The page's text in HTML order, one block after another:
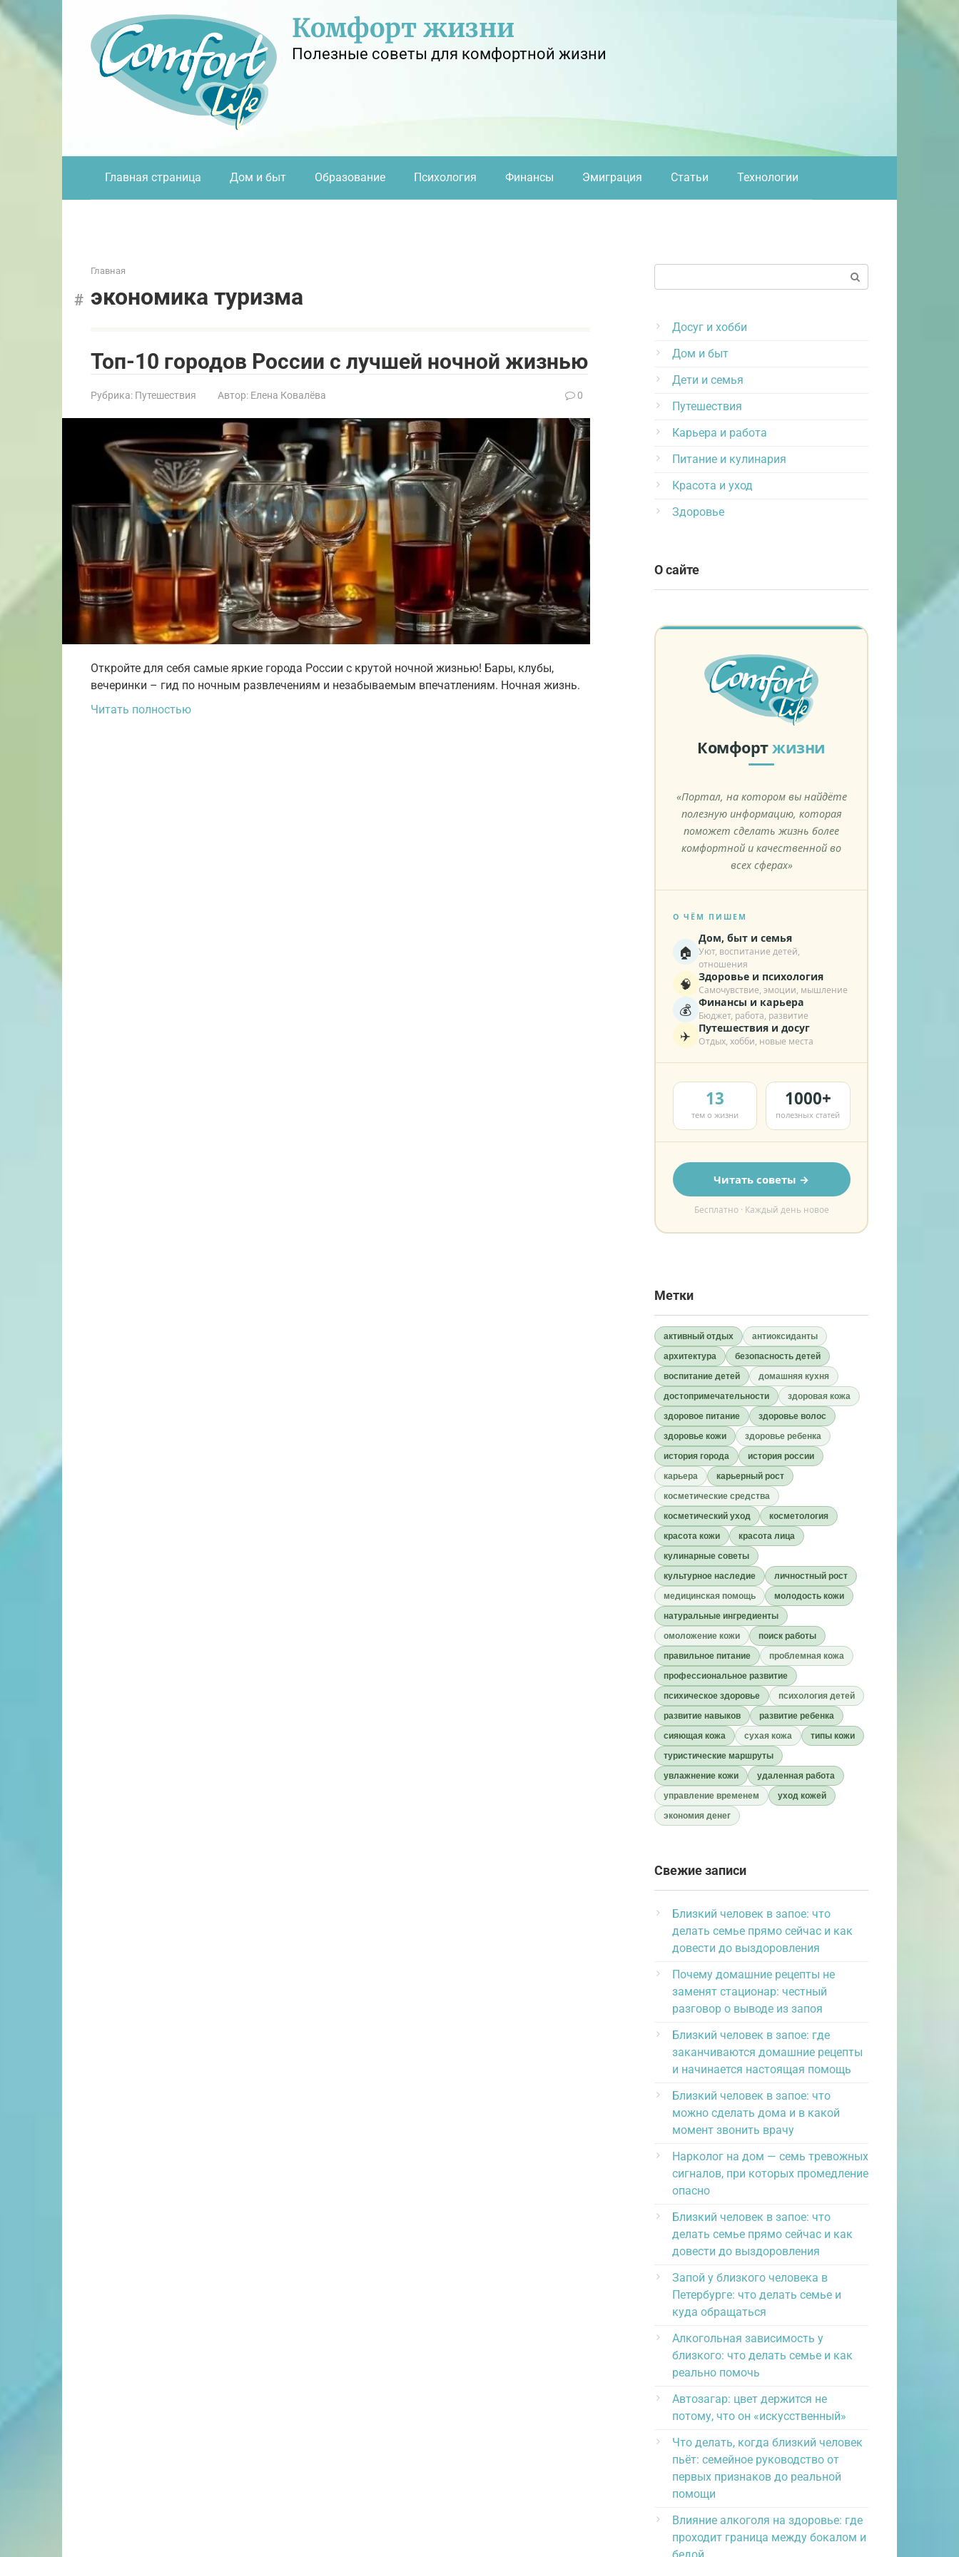
Перейти
контенту
Комфорт жизни
Полезные советы для комфортной жизни
Главная страница Дом и быт Образование Психология Финансы Эмиграция Статьи Технологии
Главная
экономика туризма
Топ-10 городов России с лучшей ночной жизнью
Рубрика: Путешествия Автор: Елена Ковалёва 0
Откройте для себя самые яркие города России с крутой ночной жизнью! Бары, клубы,
вечеринки – гид по ночным развлечениям и незабываемым впечатлениям. Ночная жизнь.
Читать полностью
Досуг и хобби
Дом и быт
Дети и семья
Путешествия
Карьера и работа
Питание и кулинария
Красота и уход
Здоровье
О сайте
Комфортжизни
«Портал, на котором вы найдёте
полезную информацию, которая
поможет сделать жизнь более
комфортной и качественной во
всех сферах»
О ЧЁМ ПИШЕМ
🏠
Дом, быт и семья
Уют, воспитание детей,
отношения
🧠 Здоровье и психология
Самочувствие, эмоции, мышление
💰 Финансы и карьера
Бюджет, работа, развитие
✈️ Путешествия и досуг
Отдых, хобби, новые места
13
тем о жизни
1000+
полезных статей
Читать советы →
Бесплатно · Каждый день новое
Метки
активный отдых
антиоксиданты
архитектура
безопасность детей
воспитание детей
домашняя кухня
достопримечательности
здоровая кожа
здоровое питание
здоровье волос
здоровье кожи
здоровье ребенка
история города
история россии
карьера
карьерный рост
косметические средства
косметический уход
косметология
красота кожи
красота лица
кулинарные советы
культурное наследие
личностный рост
медицинская помощь
молодость кожи
натуральные ингредиенты
омоложение кожи
поиск работы
правильное питание
проблемная кожа
профессиональное развитие
психическое здоровье
психология детей
развитие навыков
развитие ребенка
сияющая кожа
сухая кожа
типы кожи
туристические маршруты
увлажнение кожи
удаленная работа
управление временем
уход кожей
экономия денег
Свежие записи
Близкий человек в запое: что
делать семье прямо сейчас и как
довести до выздоровления
Почему домашние рецепты не
заменят стационар: честный
разговор о выводе из запоя
Близкий человек в запое: где
заканчиваются домашние рецепты
и начинается настоящая помощь
Близкий человек в запое: что
можно сделать дома и в какой
момент звонить врачу
Нарколог на дом — семь тревожных
сигналов, при которых промедление
опасно
Близкий человек в запое: что
делать семье прямо сейчас и как
довести до выздоровления
Запой у близкого человека в
Петербурге: что делать семье и
куда обращаться
Алкогольная зависимость у
близкого: что делать семье и как
реально помочь
Автозагар: цвет держится не
потому, что он «искусственный»
Что делать, когда близкий человек
пьёт: семейное руководство от
первых признаков до реальной
помощи
Влияние алкоголя на здоровье: где
проходит граница между бокалом и